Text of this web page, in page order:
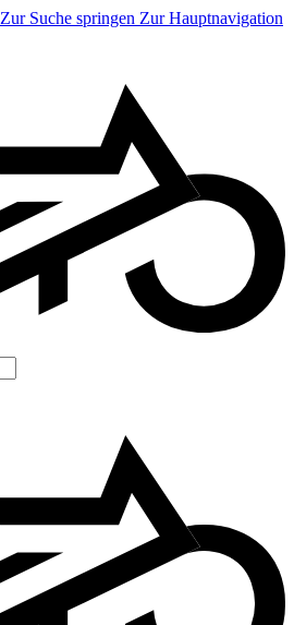
Zur Suche springen Zur Hauptnavigation